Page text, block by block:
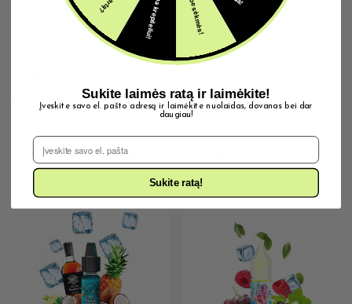
Prekių nuotraukos pateikiamos tik iliustraciniais tikslais.
Spalvos, užrašai, parametrai, matmenys, dydžiai,
funkcijos ar kitos savybės gali skirtis nuo realių, todėl
Susijusios prekės
Sukite laimės ratą ir laimėkite!
Įveskite savo el. pašto adresą ir laimėkite nuolaidas, dovanas bei dar
daugiau!
El. Pašto adresas
Sukite ratą!